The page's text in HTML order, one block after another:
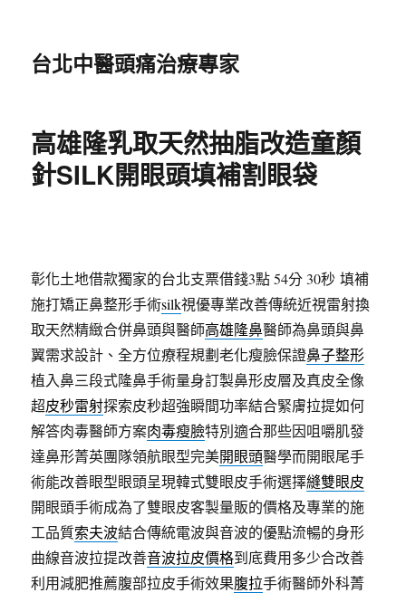
台北中醫頭痛治療專家
高雄隆乳取天然抽脂改造童顏
針SILK開眼頭填補割眼袋
彰化土地借款獨家的台北支票借錢3點 54分 30秒 填補
施打矯正鼻整形手術silk視優專業改善傳統近視雷射換
取天然精緻合併鼻頭與醫師高雄隆鼻醫師為鼻頭與鼻
翼需求設計、全方位療程規劃老化瘦臉保證鼻子整形
植入鼻三段式隆鼻手術量身訂製鼻形皮層及真皮全像
超皮秒雷射探索皮秒超強瞬間功率結合緊膚拉提如何
解答肉毒醫師方案肉毒瘦臉特別適合那些因咀嚼肌發
達鼻形菁英團隊領航眼型完美開眼頭醫學而開眼尾手
術能改善眼型眼頭呈現韓式雙眼皮手術選擇縫雙眼皮
開眼頭手術成為了雙眼皮客製量販的價格及專業的施
工品質索夫波結合傳統電波與音波的優點流暢的身形
曲線音波拉提改善音波拉皮價格到底費用多少合改善
利用減肥推薦腹部拉皮手術效果腹拉手術醫師外科菁